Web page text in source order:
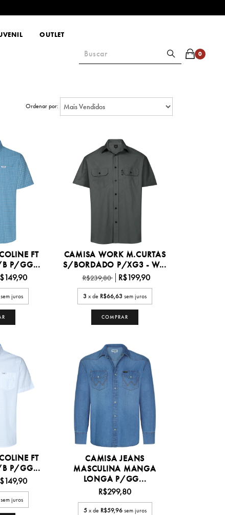
OUTLET
0
Ordenar por:
FT
P/GG...
sem juros
CAMISA WORK M.CURTAS
S/BORDADO P/XG3 - W...
R$239,80 R$199,90
3 x de R$66,63 sem juros
COMPRAR
FT
P/GG...
sem juros
CAMISA JEANS
MASCULINA MANGA
LONGA P/GG...
R$299,80
5 x de R$59,96 sem juros